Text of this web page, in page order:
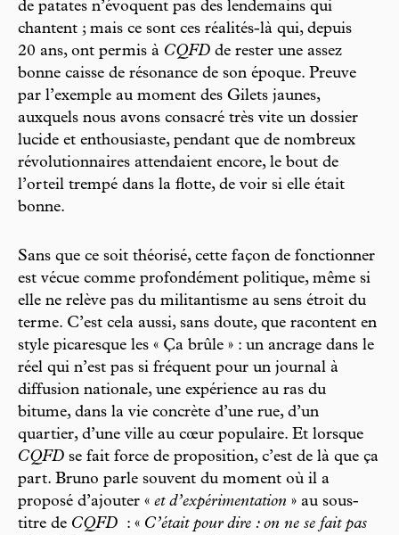
de patates n’évoquent pas des lendemains qui
chantent ; mais ce sont ces réalités-là qui, depuis
20 ans, ont permis à CQFD de rester une assez
bonne caisse de résonance de son époque. Preuve
par l’exemple au moment des Gilets jaunes,
auxquels nous avons consacré très vite un dossier
lucide et enthousiaste, pendant que de nombreux
révolutionnaires attendaient encore, le bout de
l’orteil trempé dans la flotte, de voir si elle était
bonne.
Sans que ce soit théorisé, cette façon de fonctionner
est vécue comme profondément politique, même si
elle ne relève pas du militantisme au sens étroit du
terme. C’est cela aussi, sans doute, que racontent en
style picaresque les « Ça brûle » : un ancrage dans le
réel qui n’est pas si fréquent pour un journal à
diffusion nationale, une expérience au ras du
bitume, dans la vie concrète d’une rue, d’un
quartier, d’une ville au cœur populaire. Et lorsque
CQFD se fait force de proposition, c’est de là que ça
part. Bruno parle souvent du moment où il a
proposé d’ajouter « et d’expérimentation » au sous-
titre de CQFD : « C’était pour dire : on ne se fait pas